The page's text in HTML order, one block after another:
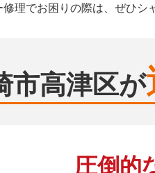
修理でお困りの際は、ぜひシ
市高津区が
圧倒的